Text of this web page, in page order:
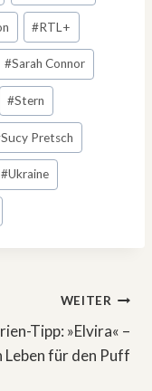
#RTL+
#Sarah Connor
#Stern
Sucy Pretsch
#Ukraine
WEITER
Tipp: »Elvira« –
Leben für den Puff